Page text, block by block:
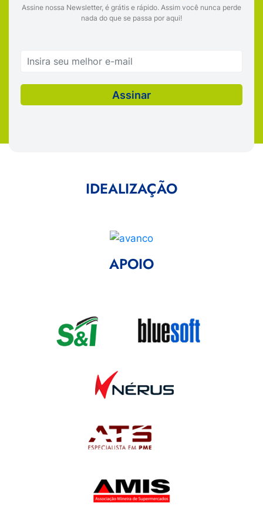
Assine nossa Newsletter, é grátis e rápido. Assim você nunca perde
nada do que se passa por aqui!
IDEALIZAÇÃO
APOIO